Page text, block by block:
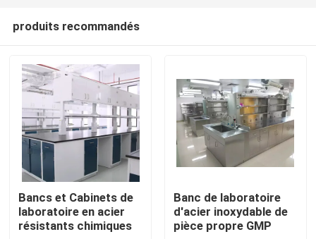
Accueil
A propos de nous
produits recommandés
Bancs et Cabinets de
laboratoire en acier
résistants chimiques
Banc de laboratoire
d'acier inoxydable de
pièce propre GMP